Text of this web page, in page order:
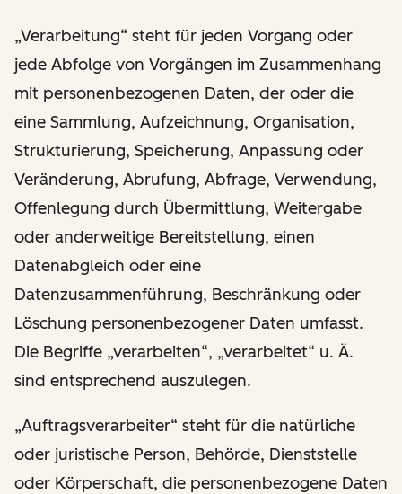
„Verarbeitung“ steht für jeden Vorgang oder
jede Abfolge von Vorgängen im Zusammenhang
mit personenbezogenen Daten, der oder die
eine Sammlung, Aufzeichnung, Organisation,
Strukturierung, Speicherung, Anpassung oder
Veränderung, Abrufung, Abfrage, Verwendung,
Offenlegung durch Übermittlung, Weitergabe
oder anderweitige Bereitstellung, einen
Datenabgleich oder eine
Datenzusammenführung, Beschränkung oder
Löschung personenbezogener Daten umfasst.
Die Begriffe „verarbeiten“, „verarbeitet“ u. Ä.
sind entsprechend auszulegen.
„Auftragsverarbeiter“ steht für die natürliche
oder juristische Person, Behörde, Dienststelle
oder Körperschaft, die personenbezogene Daten